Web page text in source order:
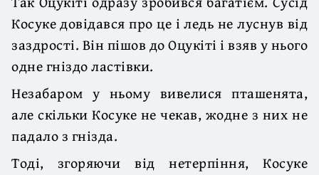
Косуке довідався про це і ледь не луснув від
заздрості. Він пішов до Оцукіті і взяв у нього
одне гніздо ластівки.
Незабаром у ньому вивелися пташенята,
але скільки Косуке не чекав, жодне з них не
падало з гнізда.
Тоді, згоряючи від нетерпіння, Косуке